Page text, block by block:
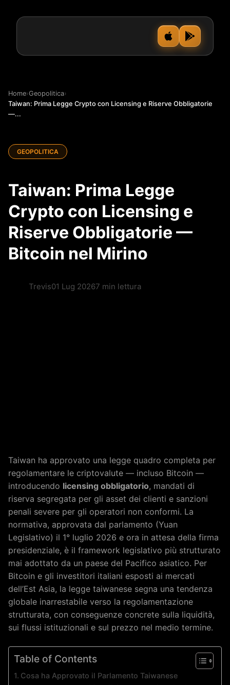
Home›Geopolitica›
Taiwan: Prima Legge Crypto con Licensing e Riserve Obbligatorie
—...
GEOPOLITICA
Taiwan: Prima Legge
Crypto con Licensing e
Riserve Obbligatorie —
Bitcoin nel Mirino
Trevis01 Lug 20267 min lettura
Taiwan ha approvato una legge quadro completa per
regolamentare le criptovalute — incluso Bitcoin —
introducendo licensing obbligatorio, mandati di
riserva segregata per gli asset dei clienti e sanzioni
penali severe per gli operatori non conformi. La
normativa, approvata dal parlamento (Yuan
Legislativo) il 1° luglio 2026 e ora in attesa della firma
presidenziale, è il framework legislativo più strutturato
mai adottato da un paese del Pacifico asiatico. Per
Bitcoin e gli investitori italiani esposti ai mercati
dell’Est Asia, la legge taiwanese segna una tendenza
globale inarrestabile verso la regolamentazione
strutturata, con conseguenze concrete sulla liquidità,
sui flussi istituzionali e sul prezzo nel medio termine.
Table of Contents
Cosa ha Approvato il Parlamento Taiwanese